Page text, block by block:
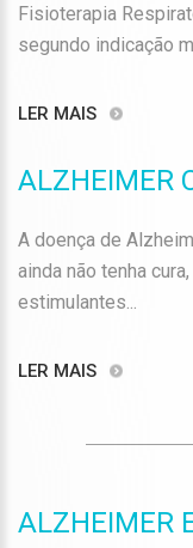
Fisioterapia
segundo indicação
LER MAIS
ALZHEIMER
A doença de
ainda não tenha
estimulantes...
LER MAIS
ALZHEIMER